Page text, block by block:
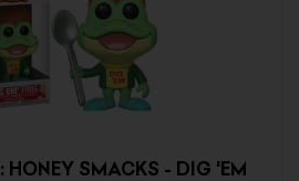
HONEY SMACKS - DIG 'EM